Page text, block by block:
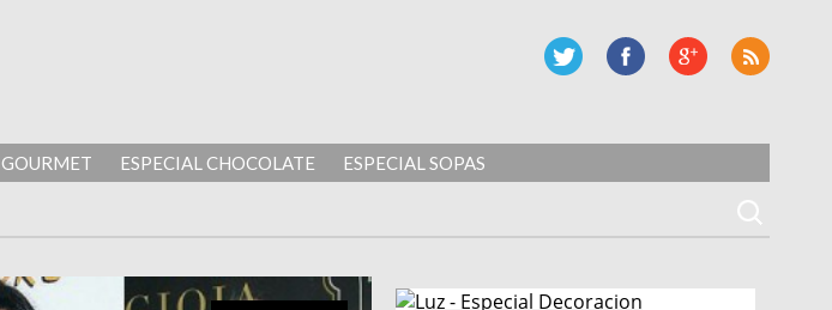
GOURMET ESPECIAL CHOCOLATE ESPECIAL SOPAS